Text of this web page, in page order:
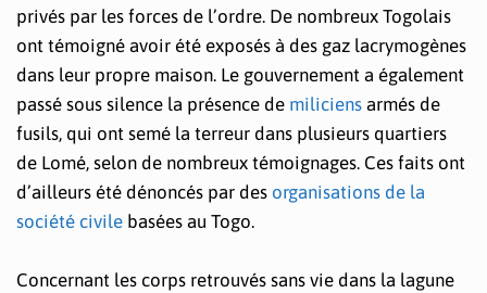
privés par les forces de l’ordre. De nombreux Togolais
ont témoigné avoir été exposés à des gaz lacrymogènes
dans leur propre maison. Le gouvernement a également
passé sous silence la présence de miliciens armés de
fusils, qui ont semé la terreur dans plusieurs quartiers
de Lomé, selon de nombreux témoignages. Ces faits ont
d’ailleurs été dénoncés par des organisations de la
société civile basées au Togo.
Concernant les corps retrouvés sans vie dans la lagune